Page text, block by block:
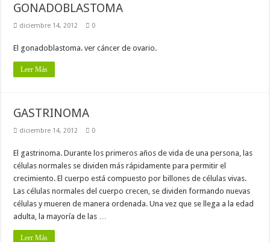
GONADOBLASTOMA
diciembre 14, 2012 0
El gonadoblastoma. ver cáncer de ovario.
Leer Más
GASTRINOMA
diciembre 14, 2012 0
El gastrinoma. Durante los primeros años de vida de una persona, las
células normales se dividen más rápidamente para permitir el
crecimiento. El cuerpo está compuesto por billones de células vivas.
Las células normales del cuerpo crecen, se dividen formando nuevas
células y mueren de manera ordenada. Una vez que se llega a la edad
adulta, la mayoría de las …
Leer Más